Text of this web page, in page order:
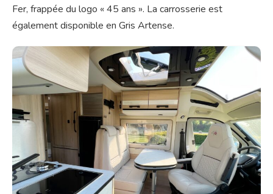
Fer, frappée du logo « 45 ans ». La carrosserie est
également disponible en Gris Artense.